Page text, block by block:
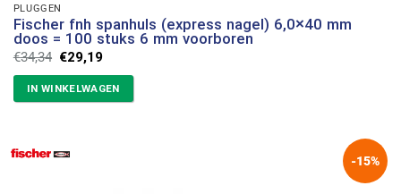
PLUGGEN
Fischer fnh spanhuls (express nagel) 6,0×40 mm
doos = 100 stuks 6 mm voorboren
€34,34 Oorspronkelijke
was:
€34,34.
€29,19Huidige
is:
€29,19.
IN WINKELWAGEN
-15%